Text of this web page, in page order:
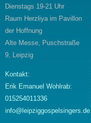
Dienstags 19-21 Uhr
Raum Herzliya im Pavillon
der Hoffnung
Alte Messe, Puschstraße
9, Leipzig
Kontakt:
Erik Emanuel Wohlrab:
015254011336
info@leipziggospelsingers.de